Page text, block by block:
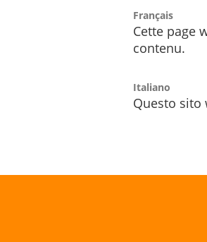
Français
Cette page
contenu.
Italiano
Questo sito